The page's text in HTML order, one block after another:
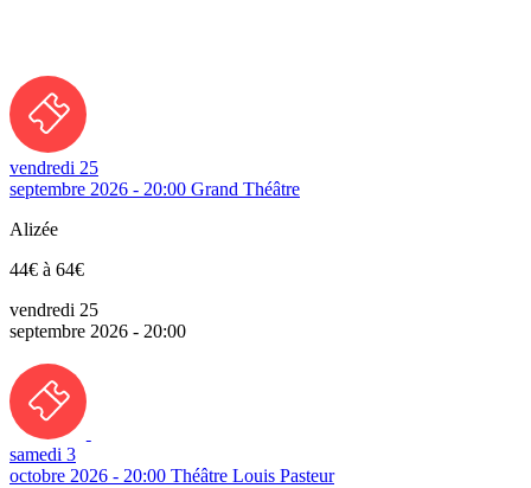
vendredi 25
septembre 2026 - 20:00 Grand Théâtre
Alizée
44€ à 64€
vendredi 25
septembre 2026 - 20:00
samedi 3
octobre 2026 - 20:00 Théâtre Louis Pasteur